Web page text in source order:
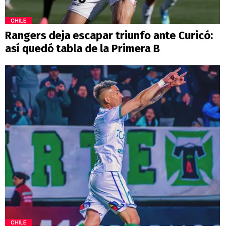
CHILE
Rangers deja escapar triunfo ante Curicó:
así quedó tabla de la Primera B
CHILE